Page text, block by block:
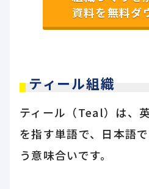
資料を無料ダ
ティール組織
ティール（Teal）は、
を指す単語で、日本語
う意味合いです。